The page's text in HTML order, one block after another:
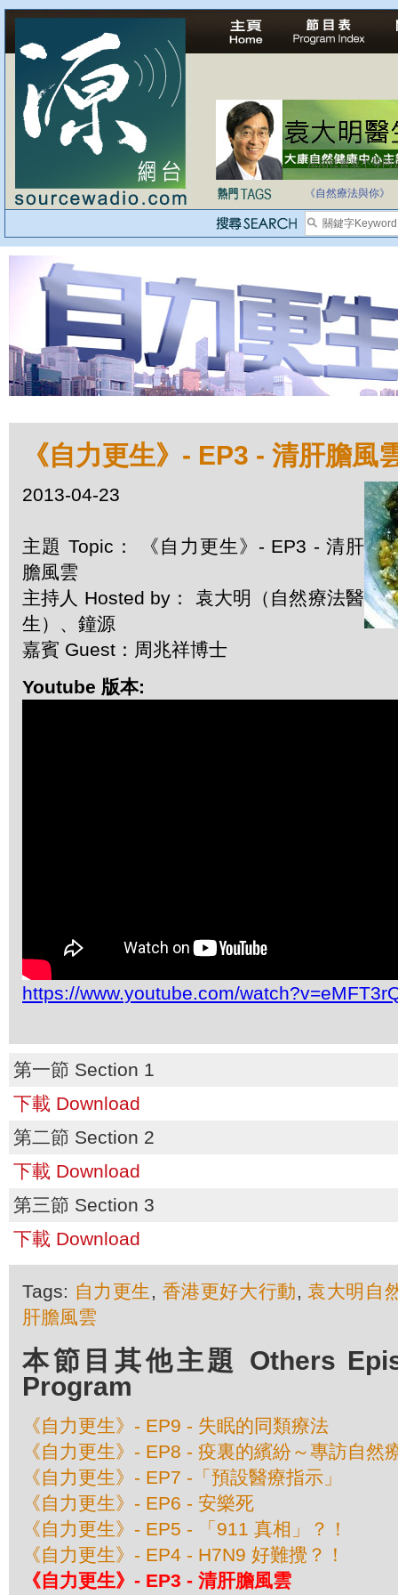
法治社會並不等同
《自然療法與你》
《自力更生》- EP3 - 清肝膽風
2013-04-23
主題 Topic： 《自力更生》- EP3 - 清肝
膽風雲
主持人 Hosted by： 袁大明（自然療法醫
生）、鐘源
嘉賓 Guest：周兆祥博士
Youtube 版本:
https://www.youtube.com/
第一節 Section 1
下載 Download
第二節 Section 2
下載 Download
第三節 Section 3
下載 Download
Tags: 自力更生 , 香港更好大行動,袁大明自
肝膽風雲
本節目其他主題 Others
Program
《自力更生》- EP9 - 失眠的同類療法
《自力更生》- EP8 - 疫裏的繽紛～專訪自然
《自力更生》- EP7 -「預設醫療指示」
《自力更生》- EP6 - 安樂死
《自力更生》- EP5 - 「911 真相」？！
《自力更生》- EP4 - H7N9 好難攪？！
《自力更生》- EP3 - 清肝膽風雲